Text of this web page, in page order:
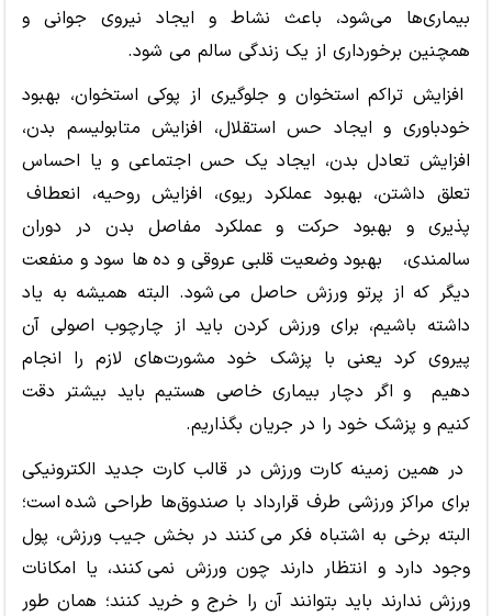
بیماریها میشود، باعث نشاط و ایجاد نیروی جوانی و
همچنین برخورداری از یک زندگی سالم می شود.
افزایش تراکم استخوان و جلوگیری از پوکی استخوان، بهبود
خودباوری و ایجاد حس استقلال، افزایش متابولیسم بدن،
افزایش تعادل بدن، ایجاد یک حس اجتماعی و یا احساس
تعلق داشتن، بهبود عملکرد ریوی، افزایش روحیه، انعطاف
پذیری و بهبود حرکت و عملکرد مفاصل بدن در دوران
سالمندی، بهبود وضعیت قلبی عروقی و ده ها سود و منفعت
دیگر که از پرتو ورزش حاصل می شود. البته همیشه به یاد
داشته باشیم، برای ورزش کردن باید از چارچوب اصولی آن
پیروی کرد یعنی با پزشک خود مشورتهای لازم را انجام
دهیم و اگر دچار بیماری خاصی هستیم باید بیشتر دقت
کنیم و پزشک خود را در جریان بگذاریم.
در همین زمینه کارت ورزش در قالب کارت جدید الکترونیکی
برای مراکز ورزشی طرف قرارداد با صندوقها طراحی شده است؛
البته برخی به اشتباه فکر می کنند در بخش جیب ورزش، پول
وجود دارد و انتظار دارند چون ورزش نمی کنند، یا امکانات
ورزش ندارند باید بتوانند آن را خرج و خرید کنند؛ همان طور